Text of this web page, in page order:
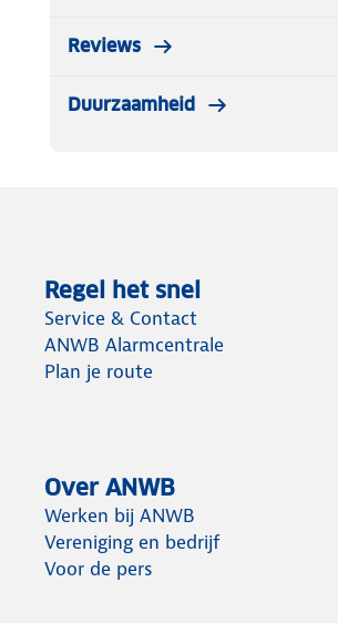
Reviews
Duurzaamheid
Regel het snel
Service & Contact
ANWB Alarmcentrale
Plan je route
Over ANWB
Werken bij ANWB
Vereniging en bedrijf
Voor de pers